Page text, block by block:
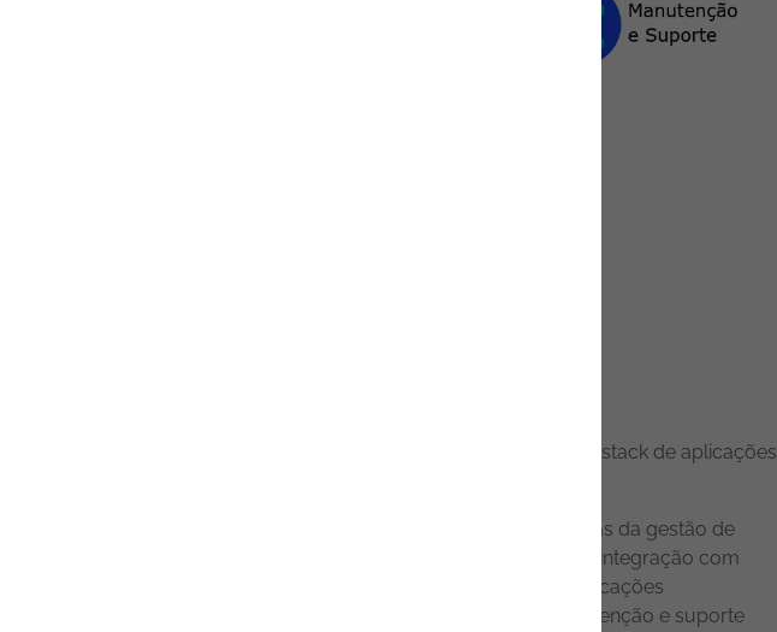
A gestão de aplicações low-code cobre toda a sua stack de aplicações
O nosso serviço abrange todas as dimensões críticas da gestão de
aplicações: atualização de versões desatualizadas, integração com
sistemas e APIs existentes, desenvolvimento de aplicações
personalizadas, otimização de performance, manutenção e suporte